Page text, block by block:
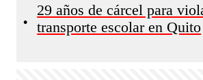
•
29 años de cárcel para
transporte escolar en Quito